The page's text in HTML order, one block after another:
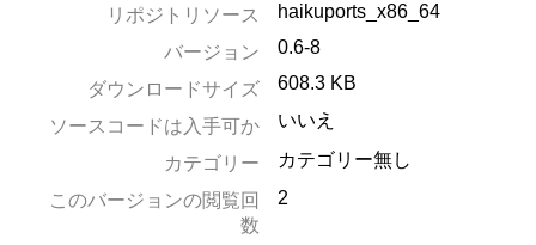
リポジトリソース
haikuports_x86_64
バージョン
0.6-8
ダウンロードサイズ 608.3 KB
ソースコードは入手可か いいえ
カテゴリー
カテゴリー無し
このバージョンの閲覧回
数
2